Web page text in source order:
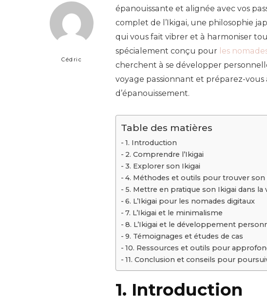
Cédric
épanouissante et alignée avec vos
complet de l’Ikigai, une philosophie
qui vous fait vibrer et à harmoniser
spécialement conçu pour les
cherchent à se développer
voyage passionnant et préparez-vous
d’épanouissement.
Table des matières
1. Introduction
2. Comprendre l’Ikigai
3. Explorer son Ikigai
4. Méthodes et outils pour trouver son
5. Mettre en pratique son Ikigai dans la
6. L’Ikigai pour les nomades digitaux
7. L’Ikigai et le minimalisme
8. L’Ikigai et le développement
9. Témoignages et études de cas
10. Ressources et outils pour
11. Conclusion et conseils pour
1. Introduction